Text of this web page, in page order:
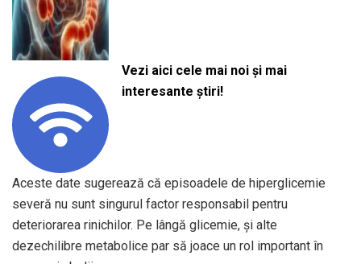
Vezi aici cele mai noi și mai
interesante știri!
Aceste date sugerează că episoadele de hiperglicemie
severă nu sunt singurul factor responsabil pentru
deteriorarea rinichilor. Pe lângă glicemie, și alte
dezechilibre metabolice par să joace un rol important în